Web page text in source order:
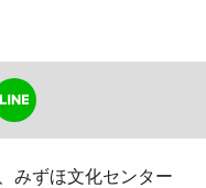
みずほ文化センター